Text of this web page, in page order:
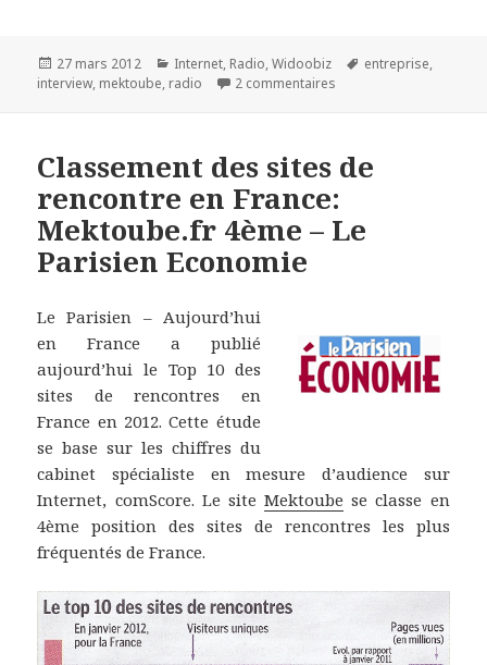
Publié
le
27 mars 2012 Catégories
Internet, Radio,Widoobiz Étiquettes
entreprise,
interview, mektoube, radio 2 commentaires
Classement des sites de
rencontre en France:
Mektoube.fr 4ème – Le
Parisien Economie
Le Parisien – Aujourd’hui
en France a publié
aujourd’hui le Top 10 des
sites de rencontres en
France en 2012. Cette étude
se base sur les chiffres du
cabinet spécialiste en mesure d’audience sur
Internet, comScore. Le siteMektoube se classe en
4ème position des sites de rencontres les plus
fréquentés de France.